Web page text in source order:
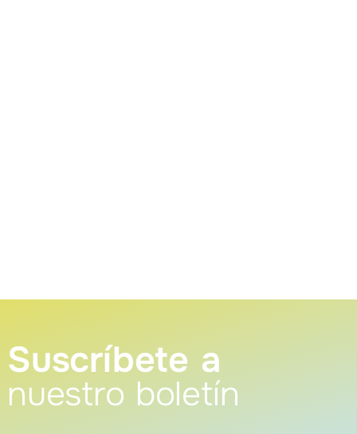
Suscríbete a
nuestro boletín